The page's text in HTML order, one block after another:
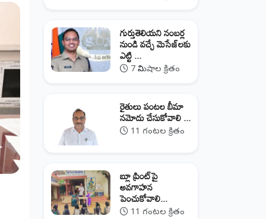
గుర్తుతెలియని నంబర్ల
నుండి వచ్చే మెసేజ్‌లకు
ఎట్టి ...
7 నిమిషాల క్రితం
రైతులు పంటల బీమా
నమోదు చేసుకోవాలి ...
11 గంటల క్రితం
బ్లూ ప్రింట్‌పై
అవగాహన
పెంచుకోవాలి...
11 గంటల క్రితం